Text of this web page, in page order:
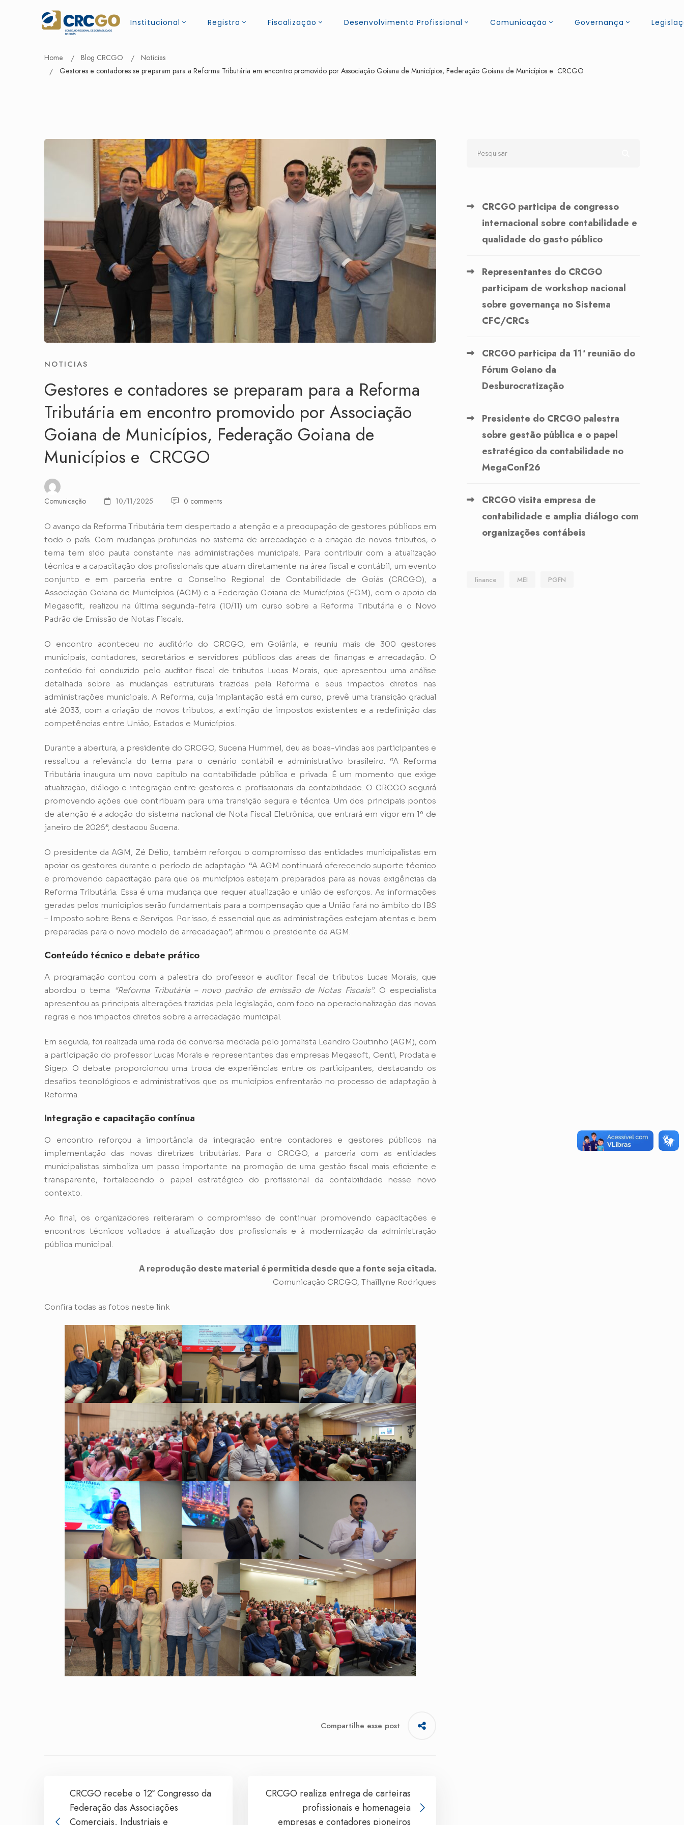
Institucional Registro Fiscalização Desenvolvimento Profissional Comunicação Governança
Home Blog CRCGO
Noticias
Gestores e contadores se preparam para a Reforma Tributária em encontro promovido por Associação Goiana de Municípios, Federação Goiana de Municípios e CRCGO
NOTICIAS
Gestores e contadores se preparam para a Reforma
Tributária em encontro promovido por Associação
Goiana de Municípios, Federação Goiana de
Municípios e CRCGO
Comunicação 10/11/2025 0 comments
O avanço da Reforma Tributária tem despertado a atenção e a preocupação de gestores públicos em
todo o país. Com mudanças profundas no sistema de arrecadação e a criação de novos tributos, o
tema tem sido pauta constante nas administrações municipais. Para contribuir com a atualização
técnica e a capacitação dos profissionais que atuam diretamente na área fiscal e contábil, um evento
conjunto e em parceria entre o Conselho Regional de Contabilidade de Goiás (CRCGO), a
Associação Goiana de Municípios (AGM) e a Federação Goiana de Municípios (FGM), com o apoio da
Megasofit, realizou na última segunda-feira (10/11) um curso sobre a Reforma Tributária e o Novo
Padrão de Emissão de Notas Fiscais.
O encontro aconteceu no auditório do CRCGO, em Goiânia, e reuniu mais de 300 gestores
municipais, contadores, secretários e servidores públicos das áreas de finanças e arrecadação. O
conteúdo foi conduzido pelo auditor fiscal de tributos Lucas Morais, que apresentou uma análise
detalhada sobre as mudanças estruturais trazidas pela Reforma e seus impactos diretos nas
administrações municipais. A Reforma, cuja implantação está em curso, prevê uma transição gradual
até 2033, com a criação de novos tributos, a extinção de impostos existentes e a redefinição das
competências entre União, Estados e Municípios.
Durante a abertura, a presidente do CRCGO, Sucena Hummel, deu as boas-vindas aos participantes e
ressaltou a relevância do tema para o cenário contábil e administrativo brasileiro. “A Reforma
Tributária inaugura um novo capítulo na contabilidade pública e privada. É um momento que exige
atualização, diálogo e integração entre gestores e profissionais da contabilidade. O CRCGO seguirá
promovendo ações que contribuam para uma transição segura e técnica. Um dos principais pontos
de atenção é a adoção do sistema nacional de Nota Fiscal Eletrônica, que entrará em vigor em 1º de
janeiro de 2026”, destacou Sucena.
O presidente da AGM, Zé Délio, também reforçou o compromisso das entidades municipalistas em
apoiar os gestores durante o período de adaptação. “A AGM continuará oferecendo suporte técnico
e promovendo capacitação para que os municípios estejam preparados para as novas exigências da
Reforma Tributária. Essa é uma mudança que requer atualização e união de esforços. As informações
geradas pelos municípios serão fundamentais para a compensação que a União fará no âmbito do IBS
– Imposto sobre Bens e Serviços. Por isso, é essencial que as administrações estejam atentas e bem
preparadas para o novo modelo de arrecadação”, afirmou o presidente da AGM.
Conteúdo técnico e debate prático
A programação contou com a palestra do professor e auditor fiscal de tributos Lucas Morais, que
abordou o tema
“Reforma Tributária – novo padrão de emissão de Notas Fiscais”. O especialista
apresentou as principais alterações trazidas pela legislação, com foco na operacionalização das novas
regras e nos impactos diretos sobre a arrecadação municipal.
Em seguida, foi realizada uma roda de conversa mediada pelo jornalista Leandro Coutinho (AGM), com
a participação do professor Lucas Morais e representantes das empresas Megasoft, Centi, Prodata e
Sigep. O debate proporcionou uma troca de experiências entre os participantes, destacando os
desafios tecnológicos e administrativos que os municípios enfrentarão no processo de adaptação à
Reforma.
Integração e capacitação contínua
O encontro reforçou a importância da integração entre contadores e gestores públicos na
implementação das novas diretrizes tributárias. Para o CRCGO, a parceria com as entidades
municipalistas simboliza um passo importante na promoção de uma gestão fiscal mais eficiente e
transparente, fortalecendo o papel estratégico do profissional da contabilidade nesse novo
contexto.
Ao final, os organizadores reiteraram o compromisso de continuar promovendo capacitações e
encontros técnicos voltados à atualização dos profissionais e à modernização da administração
pública municipal.
A reprodução deste material é permitida desde que a fonte seja citada.
Comunicação CRCGO, Thaillyne Rodrigues
Confira todas as fotos neste link
Compartilhe esse post
CRCGO recebe o 12º Congresso da
Federação das Associações
Comerciais, Industriais e
CRCGO realiza entrega de carteiras
profissionais e homenageia
empresas e contadores pioneiros
CRCGO participa de congresso
internacional sobre contabilidade e
qualidade do gasto público
Representantes do CRCGO
participam de workshop nacional
sobre governança no Sistema
CFC/CRCs
CRCGO participa da 11ª reunião do
Fórum Goiano da
Desburocratização
Presidente do CRCGO palestra
sobre gestão pública e o papel
estratégico da contabilidade no
MegaConf26
CRCGO visita empresa de
contabilidade e amplia diálogo com
organizações contábeis
finance MEI PGFN